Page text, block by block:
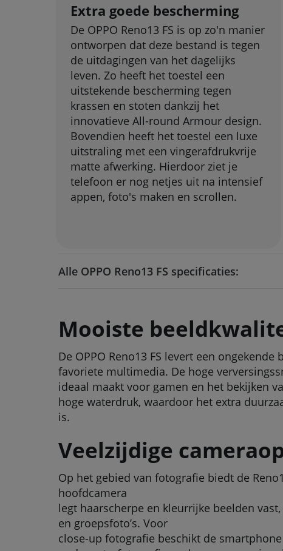
Extra goede bescherming
De OPPO Reno13 FS is op zo'n manier
ontworpen dat deze bestand is tegen
de uitdagingen van het dagelijks
leven. Zo heeft het toestel een
uitstekende bescherming tegen
krassen en stoten dankzij het
innovatieve All-round Armour design.
Bovendien heeft het toestel een luxe
uitstraling met een vingerafdrukvrije
matte afwerking. Hierdoor ziet je
telefoon er nog netjes uit na intensief
appen, foto's maken en scrollen.
Alle OPPO Reno13 FS specificaties:
Mooiste
De OPPO Reno13 FS levert een
favoriete multimedia. De hoge
ideaal maakt voor gamen en het bekijken
hoge waterdruk, waardoor het extra
is.
Veelzijdige
Op het gebied van fotografie biedt de
hoofdcamera
legt haarscherpe en kleurrijke beelden
en groepsfoto’s. Voor
close-up fotografie beschikt de